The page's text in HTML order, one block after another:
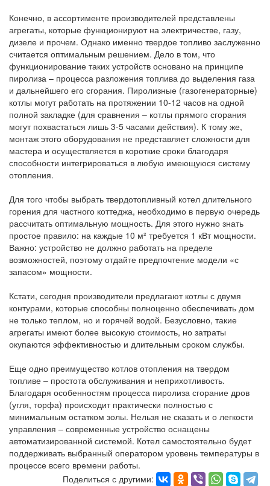
Конечно, в ассортименте производителей представлены
агрегаты, которые функционируют на электричестве, газу,
дизеле и прочем. Однако именно твердое топливо заслуженно
считается оптимальным решением. Дело в том, что
функционирование таких устройств основано на принципе
пиролиза – процесса разложения топлива до выделения газа
и дальнейшего его сгорания. Пиролизные (газогенераторные)
котлы могут работать на протяжении 10-12 часов на одной
полной закладке (для сравнения – котлы прямого сгорания
могут похвастаться лишь 3-5 часами действия). К тому же,
монтаж этого оборудования не представляет сложности для
мастера и осуществляется в короткие сроки благодаря
способности интегрироваться в любую имеющуюся систему
отопления.
Для того чтобы выбрать твердотопливный котел длительного
горения для частного коттеджа, необходимо в первую очередь
рассчитать оптимальную мощность. Для этого нужно знать
простое правило: на каждые 10 м² требуется 1 кВт мощности.
Важно: устройство не должно работать на пределе
возможностей, поэтому отдайте предпочтение модели «с
запасом» мощности.
Кстати, сегодня производители предлагают котлы с двумя
контурами, которые способны полноценно обеспечивать дом
не только теплом, но и горячей водой. Безусловно, такие
агрегаты имеют более высокую стоимость, но затраты
окупаются эффективностью и длительным сроком службы.
Еще одно преимущество котлов отопления на твердом
топливе – простота обслуживания и неприхотливость.
Благодаря особенностям процесса пиролиза сгорание дров
(угля, торфа) происходит практически полностью с
минимальным остатком золы. Нельзя не сказать и о легкости
управления – современные устройство оснащены
автоматизированной системой. Котел самостоятельно будет
поддерживать выбранный оператором уровень температуры в
процессе всего времени работы.
Поделиться с другими: